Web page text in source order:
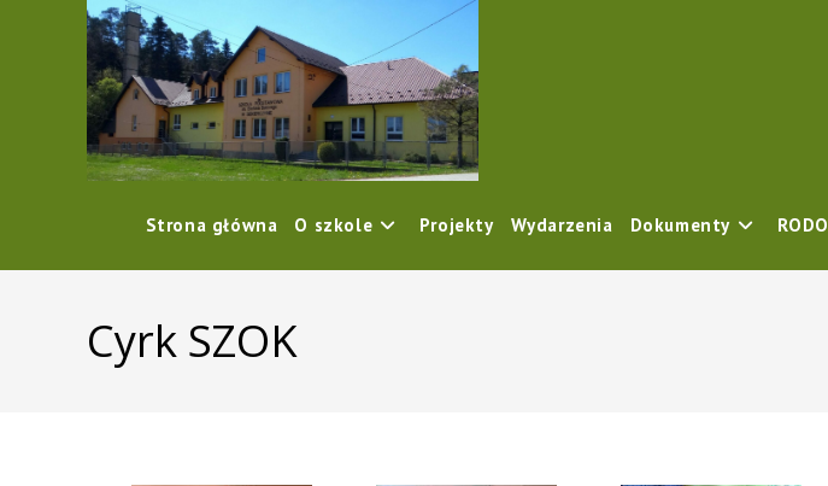
Strona główna O szkole Projekty Wydarzenia Dokumenty RODO
Cyrk SZOK